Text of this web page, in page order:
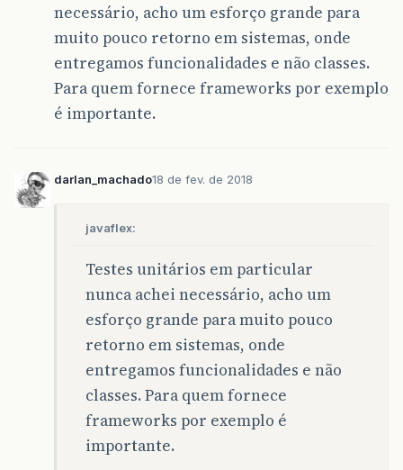
necessário, acho um esforço grande para
muito pouco retorno em sistemas, onde
entregamos funcionalidades e não classes.
Para quem fornece frameworks por exemplo
é importante.
darlan_machado18 de fev. de 2018
javaflex:
Testes unitários em particular
nunca achei necessário, acho um
esforço grande para muito pouco
retorno em sistemas, onde
entregamos funcionalidades e não
classes. Para quem fornece
frameworks por exemplo é
importante.